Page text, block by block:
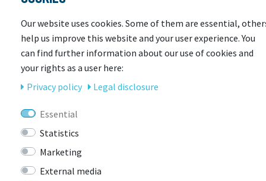
mit umfangreicher Innenorganisation
klimaneutral kompensiert; umweltfreundliche
Materialien
Our website uses cookies. Some of them are essential,
help us improve this website and your user experience. You
can find further information about our use of cookies and
your rights as a user here:
Privacy policy
Legal disclosure
Essential
Statistics
Marketing
External media